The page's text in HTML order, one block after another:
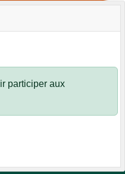
participer aux